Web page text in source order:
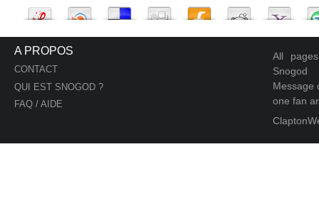
A PROPOS
CONTACT
QUI EST SNOGOD ?
FAQ / AIDE
All
Snogod
Message
one fan